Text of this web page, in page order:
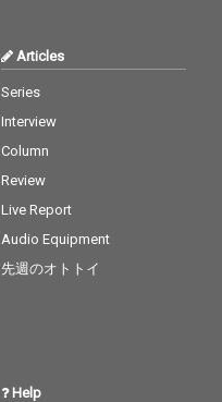
Articles
Series
Interview
Column
Review
Live Report
Audio Equipment
先週のオトトイ
Help